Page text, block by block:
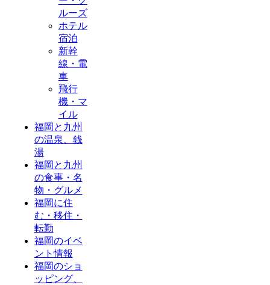
ルーズ
ホテル
宿泊
新幹
線・電
車
飛行
機・マ
イル
福岡と九州
の温泉、銭
湯
福岡と九州
の食事・名
物・グルメ
福岡に住
む・移住・
転勤
福岡のイベ
ント情報
福岡のショ
ッピング、